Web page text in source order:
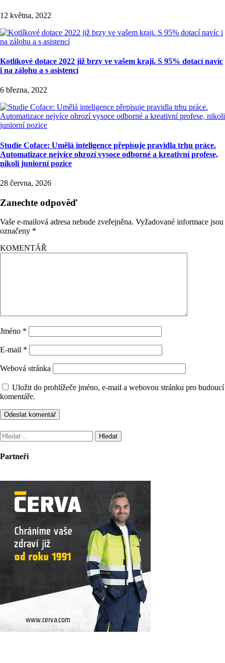
12 května, 2022
Kotlíkové dotace 2022 již brzy ve vašem kraji. S 95% dotací navíc
i na zálohu a s asistencí
6 března, 2022
Studie Coface: Umělá inteligence přepisuje pravidla trhu práce.
Automatizace nejvíce ohrozí vysoce odborné a kreativní profese,
nikoli juniorní pozice
28 června, 2026
Zanechte odpověď
Vaše e-mailová adresa nebude zveřejněna. Vyžadované informace jsou
označeny *
KOMENTÁŘ
Jméno *
E-mail *
Webová stránka
Uložit do prohlížeče jméno, e-mail a webovou stránku pro budoucí
komentáře.
Vyhledávání
Partneři